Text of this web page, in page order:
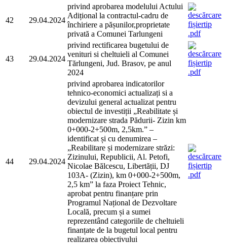
42 29.04.2024
privind aprobarea modelului Actului
Adițional la contractul-cadru de
închiriere a pășunilor,proprietate
privată a Comunei Tarlungeni
43 29.04.2024
privind rectificarea bugetului de
venituri si cheltuieli al Comunei
Tărlungeni, Jud. Brasov, pe anul
2024
44 29.04.2024
privind aprobarea indicatorilor
tehnico-economici actualizați si a
devizului general actualizat pentru
obiectul de investiții „Reabilitate și
modernizare strada Pădurii- Zizin km
0+000-2+500m, 2,5km.” –
identificat și cu denumirea –
„Reabilitare și modernizare străzi:
Zizinului, Republicii, Al. Petofi,
Nicolae Bălcescu, Libertății, DJ
103A- (Zizin), km 0+000-2+500m,
2,5 km” la faza Proiect Tehnic,
aprobat pentru finanțare prin
Programul Național de Dezvoltare
Locală, precum și a sumei
reprezentând categoriile de cheltuieli
finanțate de la bugetul local pentru
realizarea obiectivului